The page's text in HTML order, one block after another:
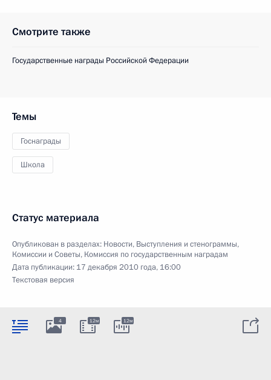
Смотрите также
Государственные награды Российской Федерации
Темы
Госнаграды
Школа
Статус материала
Опубликован в разделах: Новости, Выступления и стенограммы,
Комиссии и Советы, Комиссия по государственным наградам
Дата публикации: 17 декабря 2010 года, 16:00
Текстовая версия
4 12м 12м